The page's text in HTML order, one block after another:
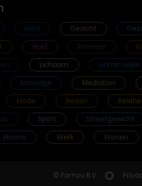
Geld Gezicht
Huid Interieur
Lichaam
Massage Mediation
Mode Reizen
Sport Streefgewicht
Visions Werk Wonen
© ForYou B.V.